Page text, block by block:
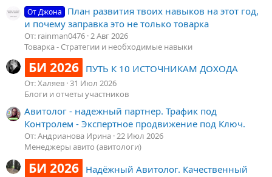
От Джона
План развития твоих навыков на этот год,
и почему заправка это не только товарка
От: rainman0476 2 Авг 2026
Товарка - Стратегии и необходимые навыки
БИ 2026 ПУТЬ К 10 ИСТОЧНИКАМ ДОХОДА
От: Халяев 31 Июл 2026
Блоги и отчеты участников
Авитолог - надежный партнер. Трафик под
Контролем - Экспертное продвижение под Ключ.
От: Андрианова Ирина 22 Июл 2026
Менеджеры авито (авитологи)
БИ 2026 Надёжный Авитолог. Качественный